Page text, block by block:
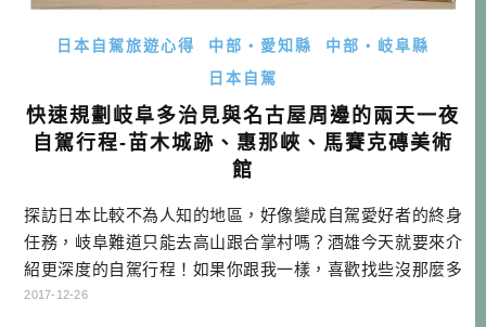
日本自駕旅遊心得 中部・愛知縣
中部・岐阜縣
日本自駕
快速規劃岐阜多治見與名古屋周邊的兩天一夜
自駕行程-苗木城跡、惠那峽、馬賽克磚美術
館
探訪日本比較不為人知的地區，好像變成自駕愛好者的終身
任務，岐阜難道只能去高山跟合掌村嗎？酒雄今天就要來介
紹更深度的自駕行程！如果你跟我一樣，喜歡找些沒那麼多
團體客人的地方，那這些行程，就很值得參考哦！ 岐阜愛知
2017-12-26